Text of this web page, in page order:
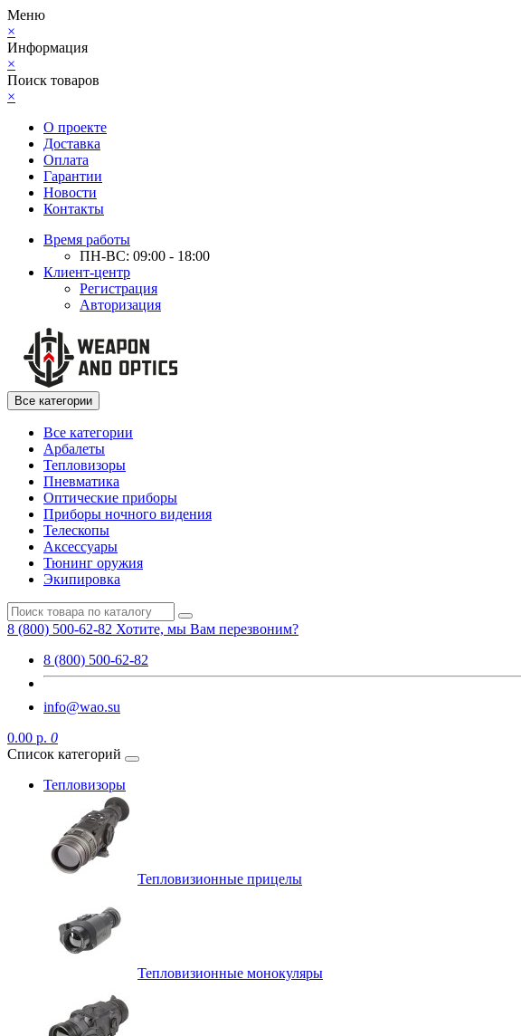
Меню
×
Информация
×
Поиск товаров
×
О проекте
Доставка
Оплата
Гарантии
Новости
Контакты
Время работы
ПН-ВС: 09:00 - 18:00
Клиент-центр
Регистрация
Авторизация
Все категории
Все категории
Арбалеты
Тепловизоры
Пневматика
Оптические приборы
Приборы ночного видения
Телескопы
Аксессуары
Тюнинг оружия
Экипировка
8 (800) 500-62-82 Хотите, мы Вам перезвоним?
8 (800) 500-62-82
info@wao.su
0.00 р. 0
Список категорий
Тепловизоры
Тепловизионные прицелы
Тепловизионные монокуляры